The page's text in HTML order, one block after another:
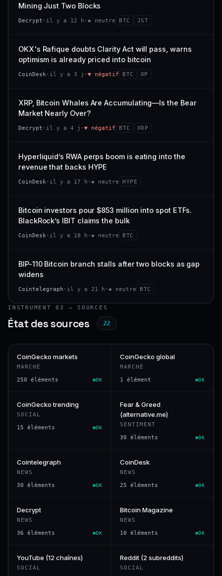
CONFIANCE
VAR. 7 J
−3,0 %
CONFIANCE
; prix collé au bas de son range 7 j (0 % de l'amplitude),
momentum 24 h dégradé (−2,7 %).
21,1 Md$ 3,8 M$
0,0 % −3,2 %
−5,6 % #9
CONFIANCE
Mining Just Two Blocks
Decrypt · il y a 12 h · ▪ neutre BTC JST
OKX's Rafique doubts Clarity Act will pass, warns
optimism is already priced into bitcoin
CoinDesk · il y a 3 j · ▼ négatif BTC OP
XRP, Bitcoin Whales Are Accumulating—Is the Bear
Market Nearly Over?
Decrypt · il y a 4 j · ▼ négatif BTC XRP
Hyperliquid’s RWA perps boom is eating into the
revenue that backs HYPE
CoinDesk · il y a 17 h · ▪ neutre HYPE
Bitcoin investors pour $853 million into spot ETFs.
BlackRock’s IBIT claims the bulk
CoinDesk · il y a 18 h · ▪ neutre BTC
BIP-110 Bitcoin branch stalls after two blocks as gap
widens
Cointelegraph · il y a 21 h · ▪ neutre BTC
INSTRUMENT 03 — SOURCES
État des sources 22
CoinGecko markets
MARCHÉ
250 éléments OK
CoinGecko global
MARCHÉ
1 élément OK
CoinGecko trending
SOCIAL
15 éléments OK
Fear & Greed
(alternative.me)
SENTIMENT
30 éléments OK
Cointelegraph
NEWS
30 éléments OK
CoinDesk
NEWS
25 éléments OK
Decrypt
NEWS
36 éléments OK
Bitcoin Magazine
NEWS
10 éléments OK
YouTube (12 chaînes)
SOCIAL
Reddit (2 subreddits)
SOCIAL